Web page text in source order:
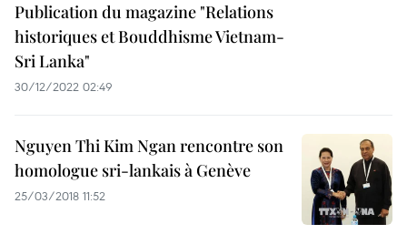
Publication du magazine "Relations
historiques et Bouddhisme Vietnam-
Sri Lanka"
30/12/2022 02:49
Nguyen Thi Kim Ngan rencontre son
homologue sri-lankais à Genève
25/03/2018 11:52